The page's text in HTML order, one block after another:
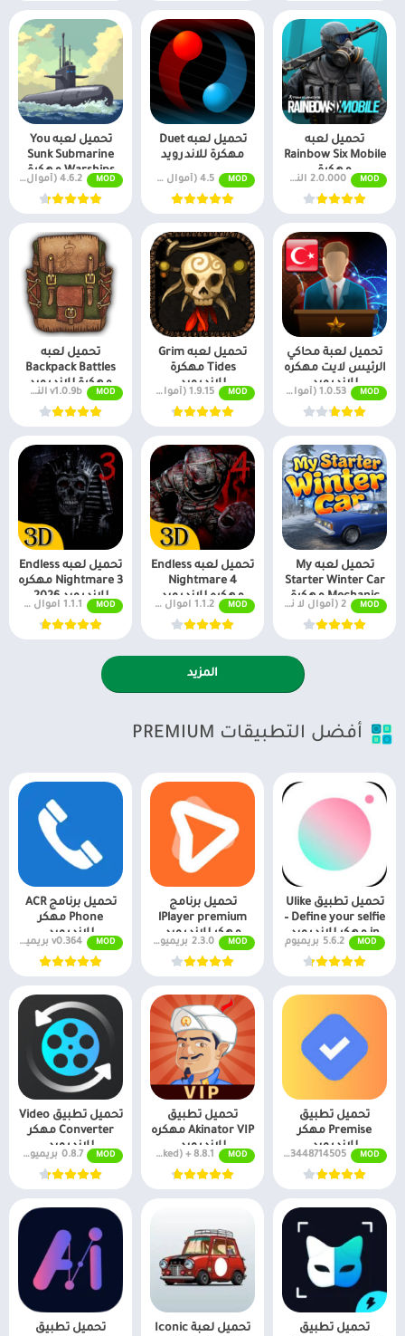
تحميل لعبه
Rainbow Six Mobile
مهكرة
MOD 2.0.000 النسخة المدفوعة مجانًا
تحميل لعبه Duet
مهكرة للاندرويد
MOD 4.5 (أموال لا نهائية + جميع المستويات)
تحميل لعبه You
Sunk Submarine
Warships مهكرة
للاندرويد MOD 4.6.2 (أموال لا نهائية + جميع المستويات)
تحميل لعبة محاكي
الرئيس لايت مهكره
للاندرويد
MOD 1.0.53 (أموال لا نهائية + جميع المستويات)
تحميل لعبه Grim
Tides مهكرة
للاندرويد
MOD 1.9.15 (أموال لا نهائية + جميع المستويات)
تحميل لعبه
Backpack Battles
مهكرة للاندرويد
MOD v1.0.9b النسخة المدفوعة مجانًا
تحميل لعبه My
Starter Winter Car
Mechanic مهكرة
للاندرويد MOD 2 (أموال لا نهائية + جميع المستويات)
تحميل لعبه Endless
Nightmare 4
مهكره للاندرويد
MOD 1.1.2 اموال غير محدودة
تحميل لعبه Endless
Nightmare 3 مهكره
للاندرويد 2026
MOD 1.1.1 اموال غير محدودة
المزيد
أفضل التطبيقات PREMIUM
تحميل تطبيق Ulike
– Define your selfie
in مهكر للاندرويد
MOD 5.6.2 بريميوم
تحميل برنامج
lPlayer premium
مهكر للاندرويد
MOD 2.3.0 بريميوم مفتوح
تحميل برنامج ACR
Phone مهكر
للاندرويد
MOD v0.364 بريميوم
تحميل تطبيق
Premise مهكر
للاندرويد
MOD
25.3.0.13448714505
تحميل تطبيق
Akinator VIP مهكره
للاندرويد
MOD
8.8.1 + MOD (VIP Unlocked)
تحميل تطبيق Video
Converter مهكر
للاندرويد
MOD 0.8.7 بريميوم مفتوح
تحميل تطبيق
تحميل لعبة Iconic
تحميل تطبيق